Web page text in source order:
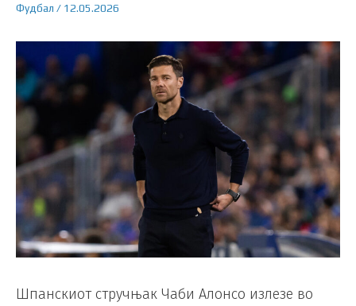
Фудбал / 12.05.2026
Шпанскиот стручњак Чаби Алонсо излезе во